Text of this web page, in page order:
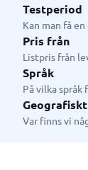
Testperiod
Kan man få
Pris från
Listpris från
Språk
På vilka språk
Var finns vi